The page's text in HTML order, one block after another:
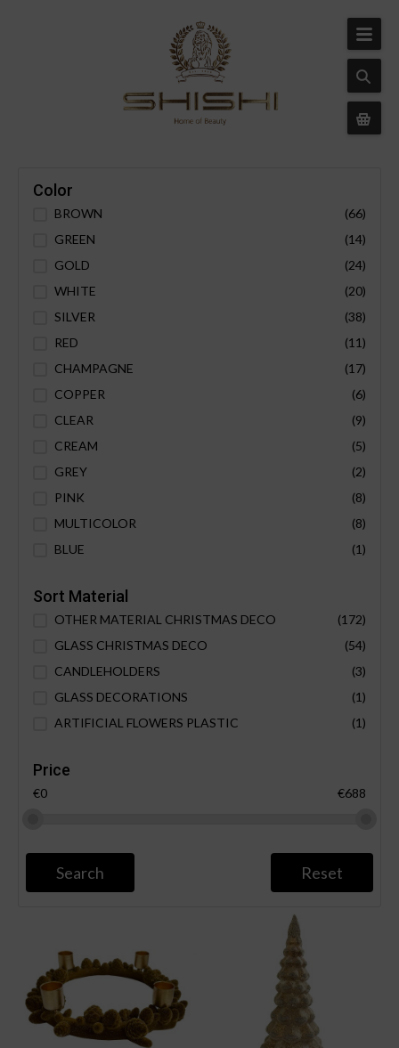
Color
BROWN
(66)
GREEN
(14)
GOLD
(24)
WHITE
(20)
SILVER
(38)
RED
(11)
CHAMPAGNE
(17)
COPPER
(6)
CLEAR
(9)
CREAM
(5)
GREY
(2)
PINK
(8)
MULTICOLOR
(8)
BLUE
(1)
Sort Material
OTHER MATERIAL CHRISTMAS DECO
(172)
GLASS CHRISTMAS DECO
(54)
CANDLEHOLDERS
(3)
GLASS DECORATIONS
(1)
ARTIFICIAL FLOWERS PLASTIC
(1)
Price
€0 €688
Search Reset